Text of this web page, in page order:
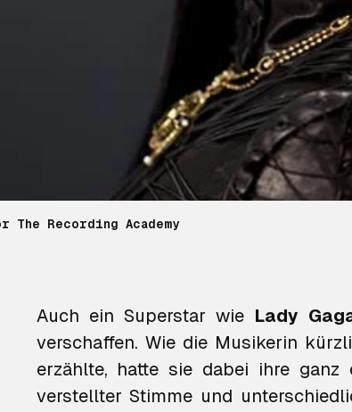
The Recording Academy
Auch ein Superstar wie Lady
verschaffen. Wie die Musikerin
erzählte, hatte sie dabei ihre
verstellter Stimme und